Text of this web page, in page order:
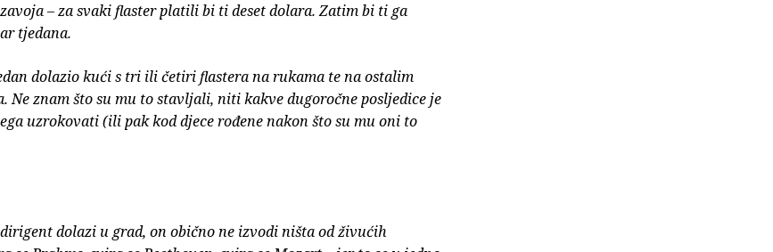
– za svaki flaster platili bi ti deset dolara. Zatim bi ti ga
tjedana.
dolazio kući s tri ili četiri flastera na rukama te na ostalim
Ne znam što su mu to stavljali, niti kakve dugoročne posljedice je
uzrokovati (ili pak kod djece rođene nakon što su mu oni to
dolazi u grad, on obično ne izvodi ništa od živućih